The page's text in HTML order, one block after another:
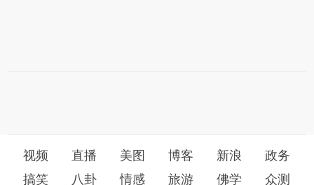
视频 直播 美图 博客 新浪
政务
搞笑
八卦 情感 旅游 佛学 众测